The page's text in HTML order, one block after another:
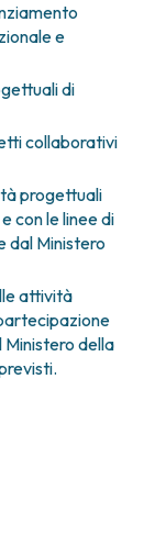
e
di
collaborativi
progettuali
con le linee di
dal Ministero
attività
Ministero della